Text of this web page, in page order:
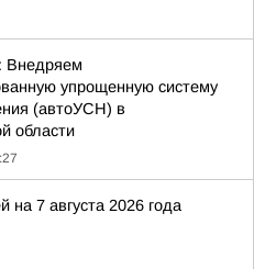
Внедряем
упрощенную систему
(автоУСН) в
области
на 7 августа 2026 года